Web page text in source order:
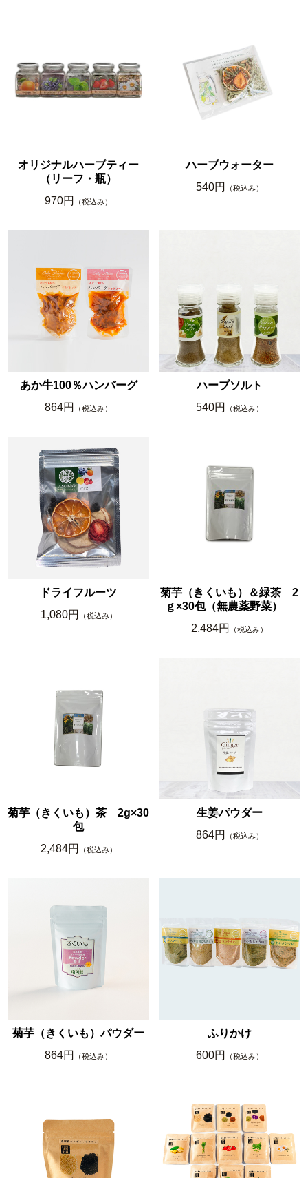
オリジナルハーブティー
（リーフ・瓶）
970円
（税込み）
ハーブウォーター
540円
（税込み）
あか牛100％ハンバーグ
864円
（税込み）
ハーブソルト
540円
（税込み）
ドライフルーツ
1,080円
（税込み）
菊芋（きくいも）＆緑茶 2
ｇ×30包（無農薬野菜）
2,484円
（税込み）
菊芋（きくいも）茶 2g×30
包
2,484円
（税込み）
生姜パウダー
864円
（税込み）
菊芋（きくいも）パウダー
864円
（税込み）
ふりかけ
600円
（税込み）